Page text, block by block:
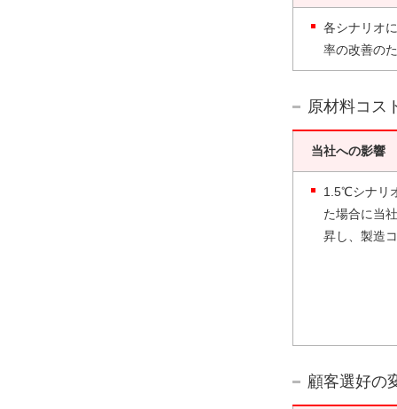
各シナリオ
率の改善の
原材料コス
当社への影響
1.5℃シナリ
た場合に当
昇し、製造
顧客選好の